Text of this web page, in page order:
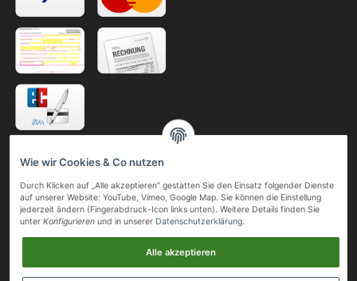
Telefon:
+49 (0)211 41 05 24
Telefax:
Wie wir Cookies & Co nutzen
Durch Klicken auf „Alle akzeptieren“ gestatten Sie den Einsatz folgender Dienste
auf unserer Website: YouTube, Vimeo, Google Map. Sie können die Einstellung
jederzeit ändern (Fingerabdruck-Icon links unten). Weitere Details finden Sie
unter Konfigurieren und in unserer Datenschutzerklärung.
Alle akzeptieren